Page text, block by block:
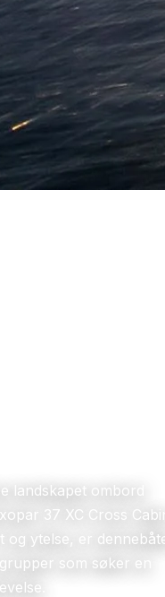
landskapet ombord
37 XC Cross
og ytelse, er
som søker en